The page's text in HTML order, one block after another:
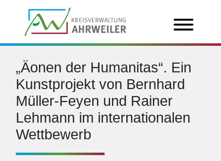
„Äonen der Humanitas“. Ein
Kunstprojekt von Bernhard
Müller-Feyen und Rainer
Lehmann im internationalen
Wettbewerb